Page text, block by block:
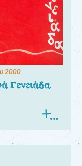
2000
Γενειάδα